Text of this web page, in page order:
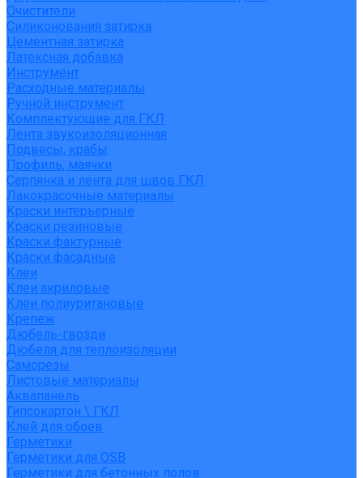
Очистители
Силиконования затирка
Цементная затирка
Латексная добавка
Инструмент
Расходные материалы
Ручной инструмент
Комплектующие для ГКЛ
Лента звукоизоляционная
Подвесы, крабы
Профиль, маячки
Серпянка и лента для швов ГКЛ
Лакокрасочные материалы
Краски интерьерные
Краски резиновые
Краски фактурные
Краски фасадные
Клеи
Клеи акриловые
Клеи полиуритановые
Крепеж
Дюбель-гвозди
Дюбеля для теплоизоляции
Саморезы
Листовые материалы
Аквапанель
Гипсокартон \ ГКЛ
Клей для обоев
Герметики
Герметики для OSB
Герметики для бетонных полов